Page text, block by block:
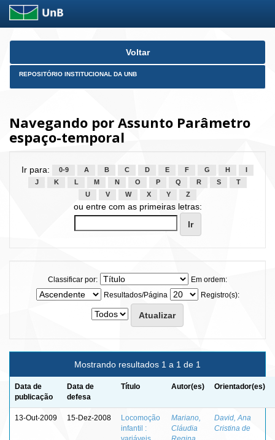
Skip
Voltar
REPOSITÓRIO INSTITUCIONAL DA UNB
Navegando por Assunto Parâmetro
espaço-temporal
Ir para: 0-9 A B C D E F G H
J
K L M N O P Q R S
T
U
V W X Y Z
ou entre com as primeiras letras:
Classificar por:
Em ordem:
Resultados/Página
Registro(s):
Mostrando resultados 1 a 1 de 1
Data de
publicação
Data de
defesa
Título Autor(es) Orientador(es)
13-Out-2009 15-Dez-2008
Locomoção
infantil :
Mariano,
Cláudia
David, Ana
Cristina de